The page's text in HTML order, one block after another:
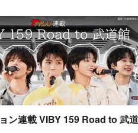
ン連載 VIBY 159 Road to 武